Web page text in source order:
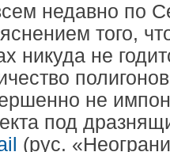
недавно по
того,
никуда не
не
под
(рус.